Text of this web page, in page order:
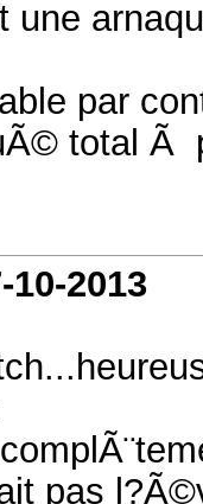
une
par
total Ã
10-2013
pas